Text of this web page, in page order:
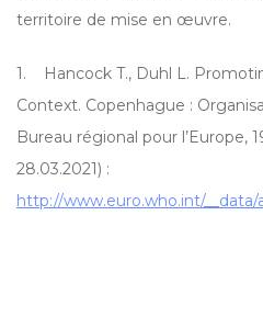
territoire de mise en œuvre.
1. Hancock T., Duhl L.
Context. Copenhague :
Bureau régional pour l’Europe,
28.03.2021) :
http://www.euro.who.int/